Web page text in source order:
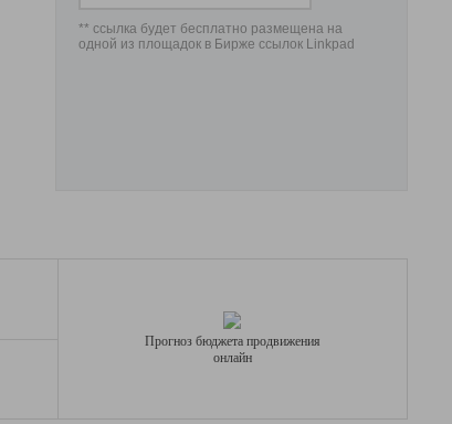
** ссылка будет бесплатно размещена на
одной из площадок в Бирже ссылок Linkpad
Прогноз бюджета продвижения
онлайн